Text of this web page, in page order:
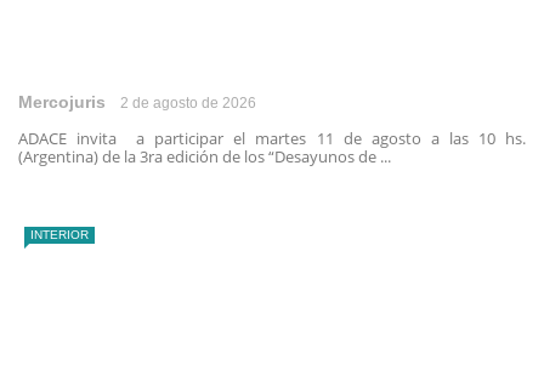
Mercojuris 2 de agosto de 2026
ADACE invita a participar el martes 11 de agosto a las 10 hs.
(Argentina) de la 3ra edición de los “Desayunos de ...
INTERIOR